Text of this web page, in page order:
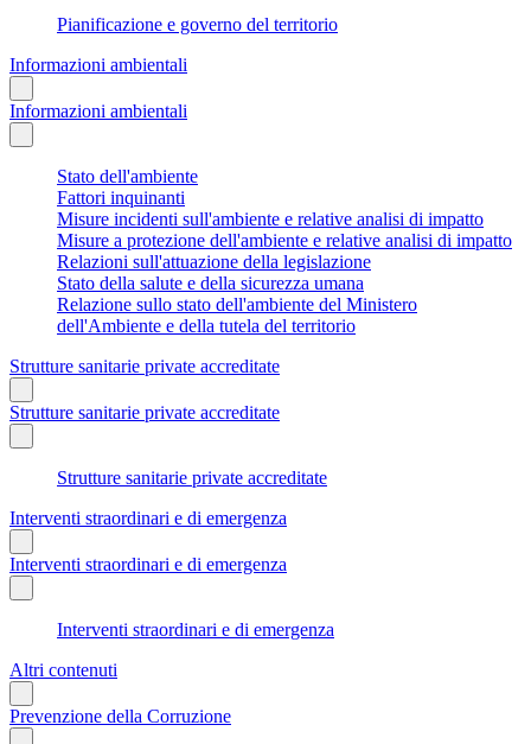
Pianificazione e governo del territorio
Informazioni ambientali
Informazioni ambientali
Stato dell'ambiente
Fattori inquinanti
Misure incidenti sull'ambiente e relative analisi di impatto
Misure a protezione dell'ambiente e relative analisi di impatto
Relazioni sull'attuazione della legislazione
Stato della salute e della sicurezza umana
Relazione sullo stato dell'ambiente del Ministero
dell'Ambiente e della tutela del territorio
Strutture sanitarie private accreditate
Strutture sanitarie private accreditate
Strutture sanitarie private accreditate
Interventi straordinari e di emergenza
Interventi straordinari e di emergenza
Interventi straordinari e di emergenza
Altri contenuti
Prevenzione della Corruzione